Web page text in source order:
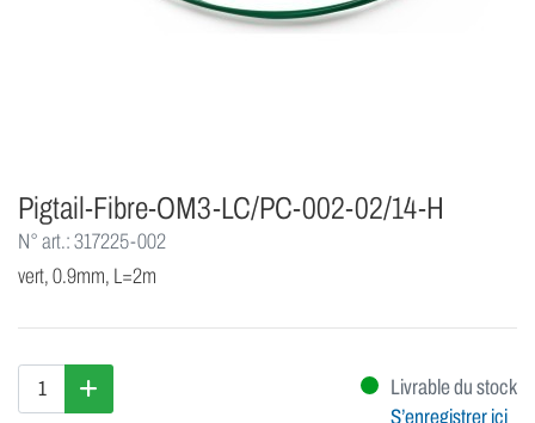
Pigtail-Fibre-OM3-LC/PC-002-02/14-H
N° art.: 317225-002
vert, 0.9mm, L=2m
Livrable du stock
S’enregistrer ici